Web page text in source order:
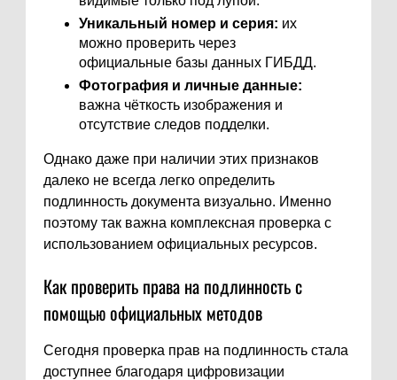
Уникальный номер и серия: их
можно проверить через
официальные базы данных ГИБДД.
Фотография и личные данные:
важна чёткость изображения и
отсутствие следов подделки.
Однако даже при наличии этих признаков
далеко не всегда легко определить
подлинность документа визуально. Именно
поэтому так важна комплексная проверка с
использованием официальных ресурсов.
Как проверить права на подлинность с
помощью официальных методов
Сегодня проверка прав на подлинность стала
доступнее благодаря цифровизации